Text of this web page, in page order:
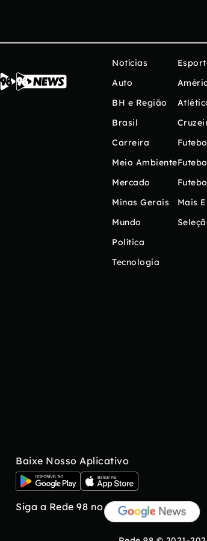
Notícias
Auto
BH e Região
Brasil
Carreira
Meio Ambiente
Mercado
Minas Gerais
Mundo
Política
Tecnologia
Mais
Baixe Nosso Aplicativo
Siga a Rede 98 no